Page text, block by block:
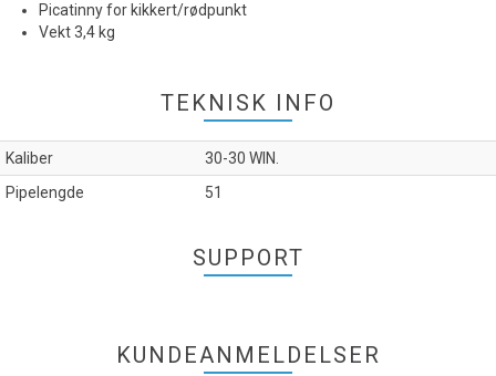
Picatinny for kikkert/rødpunkt
Vekt 3,4 kg
TEKNISK INFO
Kaliber
30-30 WIN.
Pipelengde
51
SUPPORT
KUNDEANMELDELSER